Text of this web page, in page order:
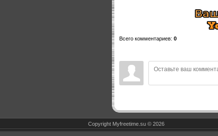
Всего комментариев: 0
Copyright Myfreetime.su © 2026